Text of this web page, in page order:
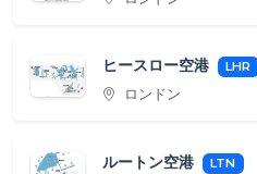
ヒースロー空港 LHR
ロンドン
ルートン空港 LTN